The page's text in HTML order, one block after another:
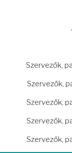
Szervezők,
Szervezők,
Szervezők,
Szervezők,
Szervezők,